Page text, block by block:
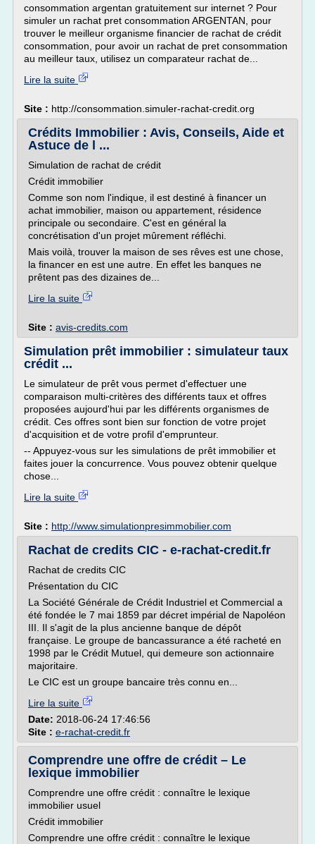
consommation argentan gratuitement sur internet ? Pour
simuler un rachat pret consommation ARGENTAN, pour
trouver le meilleur organisme financier de rachat de crédit
consommation, pour avoir un rachat de pret consommation
au meilleur taux, utilisez un comparateur rachat de...
Lire la suite
Site : http://consommation.simuler-rachat-credit.org
Crédits Immobilier : Avis, Conseils, Aide et
Astuce de l ...
Simulation de rachat de crédit
Crédit immobilier
Comme son nom l'indique, il est destiné à financer un
achat immobilier, maison ou appartement, résidence
principale ou secondaire. C'est en général la
concrétisation d'un projet mûrement réfléchi.
Mais voilà, trouver la maison de ses rêves est une chose,
la financer en est une autre. En effet les banques ne
prêtent pas des dizaines de...
Lire la suite
Site : avis-credits.com
Simulation prêt immobilier : simulateur taux
crédit ...
Le simulateur de prêt vous permet d'effectuer une
comparaison multi-critères des différents taux et offres
proposées aujourd'hui par les différents organismes de
crédit. Ces offres sont bien sur fonction de votre projet
d'acquisition et de votre profil d'emprunteur.
-- Appuyez-vous sur les simulations de prêt immobilier et
faites jouer la concurrence. Vous pouvez obtenir quelque
chose...
Lire la suite
Site : http://www.simulationpresimmobilier.com
Rachat de credits CIC - e-rachat-credit.fr
Rachat de credits CIC
Présentation du CIC
La Société Générale de Crédit Industriel et Commercial a
été fondée le 7 mai 1859 par décret impérial de Napoléon
III. Il s'agit de la plus ancienne banque de dépôt
française. Le groupe de bancassurance a été racheté en
1998 par le Crédit Mutuel, qui demeure son actionnaire
majoritaire.
Le CIC est un groupe bancaire très connu en...
Lire la suite
Date: 2018-06-24 17:46:56
Site : e-rachat-credit.fr
Comprendre une offre de crédit – Le
lexique immobilier
Comprendre une offre crédit : connaître le lexique
immobilier usuel
Crédit immobilier
Comprendre une offre crédit : connaître le lexique